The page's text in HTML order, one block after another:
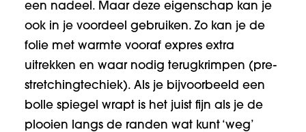
een nadeel. Maar deze eigenschap kan je
ook in je voordeel gebruiken. Zo kan je de
folie met warmte vooraf expres extra
uitrekken en waar nodig terugkrimpen (pre-
stretchingtechiek). Als je bijvoorbeeld een
bolle spiegel wrapt is het juist fijn als je de
plooien langs de randen wat kunt ‘weg’